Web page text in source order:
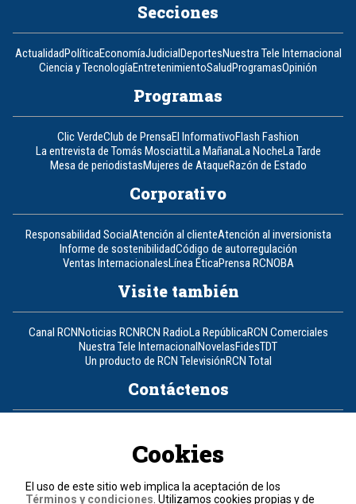
Secciones
ActualidadPolíticaEconomíaJudicialDeportesNuestra Tele Internacional
Ciencia y TecnologíaEntretenimientoSaludProgramasOpinión
Programas
Clic VerdeClub de PrensaEl InformativoFlash Fashion
La entrevista de Tomás MosciattiLa MañanaLa NocheLa Tarde
Mesa de periodistasMujeres de AtaqueRazón de Estado
Corporativo
Responsabilidad SocialAtención al clienteAtención al inversionista
Informe de sostenibilidadCódigo de autorregulación
Ventas InternacionalesLínea ÉticaPrensa RCNOBA
Visite también
Canal RCNNoticias RCNRCN RadioLa RepúblicaRCN Comerciales
Nuestra Tele InternacionalNovelasFidesTDT
Un producto de RCN TelevisiónRCN Total
Contáctenos
Política de cookies
Términos y condiciones
Cookies
El uso de este sitio web implica la aceptación de los
Términos y condiciones . Utilizamos cookies propias y de